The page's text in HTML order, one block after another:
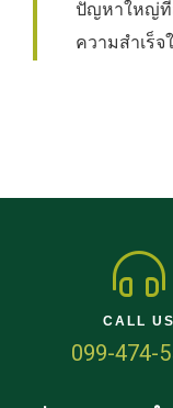
ปัญหาใหญ่ที่
ความสำเร็จ
CALL US
099-474-